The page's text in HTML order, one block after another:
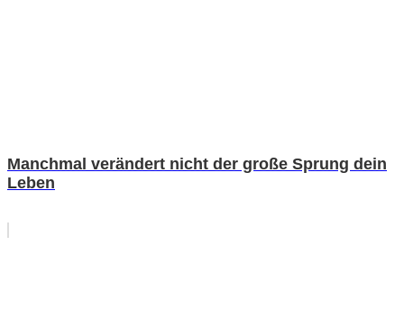
Manchmal verändert nicht der große Sprung dein
Leben